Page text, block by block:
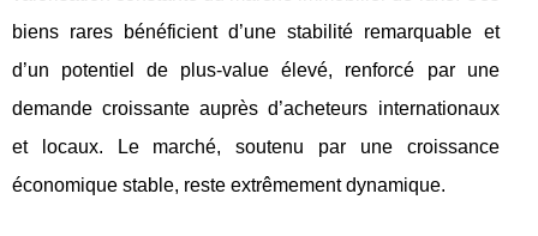
biens rares bénéficient d’une stabilité remarquable et
d’un potentiel de plus-value élevé, renforcé par une
demande croissante auprès d’acheteurs internationaux
et locaux. Le marché, soutenu par une croissance
économique stable, reste extrêmement dynamique.